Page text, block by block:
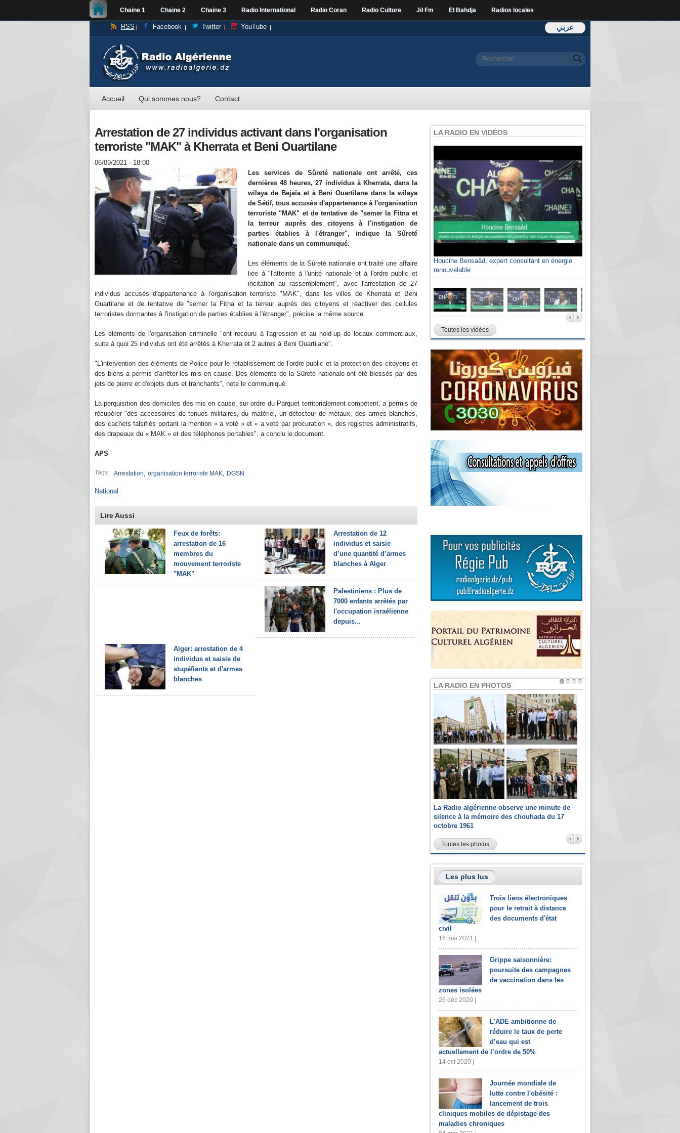
Chaine 1 Chaine 2 Chaine 3 Radio International Radio Coran Radio Culture Jil Fm El Bahdja Radios locales
عربي RSS Facebook Twitter YouTube
Formulaire de
Rechercher
Accueil Qui sommes nous? Contact
Arrestation de 27 individus activant dans l'organisation
terroriste "MAK" à Kherrata et Beni Ouartilane
06/09/2021 - 18:00
Les services de Sûreté nationale ont arrêté, ces
dernières 48 heures, 27 individus à Kherrata, dans la
wilaya de Bejaïa et à Beni Ouartilane dans la wilaya
de Sétif, tous accusés d'appartenance à l'organisation
terroriste "MAK" et de tentative de "semer la Fitna et
la terreur auprès des citoyens à l'instigation de
parties établies à l'étranger", indique la Sûreté
nationale dans un communiqué.
Les éléments de la Sûreté nationale ont traité une affaire
liée à "l'atteinte à l'unité nationale et à l'ordre public et
incitation au rassemblement", avec l'arrestation de 27
individus accusés d'appartenance à l'organisation terroriste "MAK", dans les villes de Kherrata et Beni
Ouartilane et de tentative de "semer la Fitna et la terreur auprès des citoyens et réactiver des cellules
terroristes dormantes à l'instigation de parties établies à l'étranger", précise la même source.
Les éléments de l'organisation criminelle "ont recouru à l'agression et au hold-up de locaux commerciaux,
suite à quoi 25 individus ont été arrêtés à Kherrata et 2 autres à Beni Ouartilane".
"L'intervention des éléments de Police pour le rétablissement de l'ordre public et la protection des citoyens et
des biens a permis d'arrêter les mis en cause. Des éléments de la Sûreté nationale ont été blessés par des
jets de pierre et d'objets durs et tranchants", note le communiqué.
La perquisition des domiciles des mis en cause, sur ordre du Parquet territorialement compétent, a permis de
récupérer "des accessoires de tenues militaires, du matériel, un détecteur de métaux, des armes blanches,
des cachets falsifiés portant la mention « a voté » et « a voté par procuration », des registres administratifs,
des drapeaux du « MAK » et des téléphones portables", a conclu le document.
APS
Tags: Arrestation, organisation terroriste MAK, DGSN
National
Lire Aussi
Feux de forêts:
arrestation de 16
membres du
mouvement terroriste
"MAK"
Arrestation de 12
individus et saisie
d’une quantité d’armes
blanches à Alger
Palestiniens : Plus de
7000 enfants arrêtés par
l'occupation israélienne
depuis...
Alger: arrestation de 4
individus et saisie de
stupéfiants et d'armes
blanches
LA RADIO EN VIDÉOS
Houcine Bensaâd, expert consultant en énergie
renouvelable
Toutes les vidéos
LA RADIO EN PHOTOS
La Radio algérienne observe une minute de
silence à la mémoire des chouhada du 17
octobre 1961
Toutes les photos
Les plus lus
Trois liens électroniques
pour le retrait à distance
des documents d'état
civil
16 mai 2021 |
Grippe saisonnière:
poursuite des campagnes
de vaccination dans les
zones isolées
26 déc 2020 |
L’ADE ambitionne de
réduire le taux de perte
d’eau qui est
actuellement de l’ordre de 50%
14 oct 2020 |
Journée mondiale de
lutte contre l'obésité :
lancement de trois
cliniques mobiles de dépistage des
maladies chroniques